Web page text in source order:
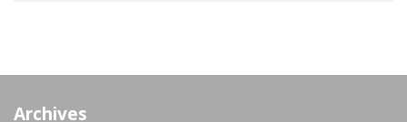
Archives